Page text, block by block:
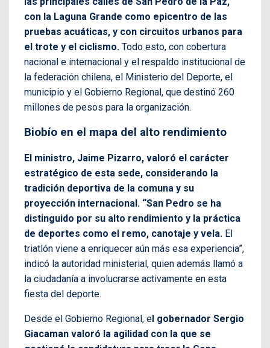
con la Laguna Grande como epicentro de las
pruebas acuáticas, y con circuitos urbanos para
el trote y el ciclismo. Todo esto, con cobertura
nacional e internacional y el respaldo institucional de
la federación chilena, el Ministerio del Deporte, el
municipio y el Gobierno Regional, que destinó 260
millones de pesos para la organización.
Biobío en el mapa del alto rendimiento
El ministro, Jaime Pizarro, valoró el carácter
estratégico de esta sede, considerando la
tradición deportiva de la comuna y su
proyección internacional. “San Pedro se ha
distinguido por su alto rendimiento y la práctica
de deportes como el remo, canotaje y vela. El
triatlón viene a enriquecer aún más esa experiencia”,
indicó la autoridad ministerial, quien además llamó a
la ciudadanía a involucrarse activamente en esta
fiesta del deporte.
Desde el Gobierno Regional, el gobernador Sergio
Giacaman valoró la agilidad con la que se